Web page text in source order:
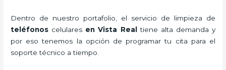
Dentro de nuestro portafolio, el servicio de limpieza de
teléfonos celulares en Vista Real
tiene alta demanda y
por eso tenemos la opción de programar tu cita para el
soporte técnico a tiempo.